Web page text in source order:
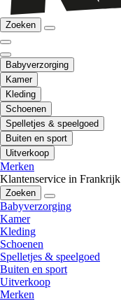
Zoeken
Babyverzorging
Kamer
Kleding
Schoenen
Spelletjes & speelgoed
Buiten en sport
Uitverkoop
Merken
Klantenservice in Frankrijk
Zoeken
Babyverzorging
Kamer
Kleding
Schoenen
Spelletjes & speelgoed
Buiten en sport
Uitverkoop
Merken